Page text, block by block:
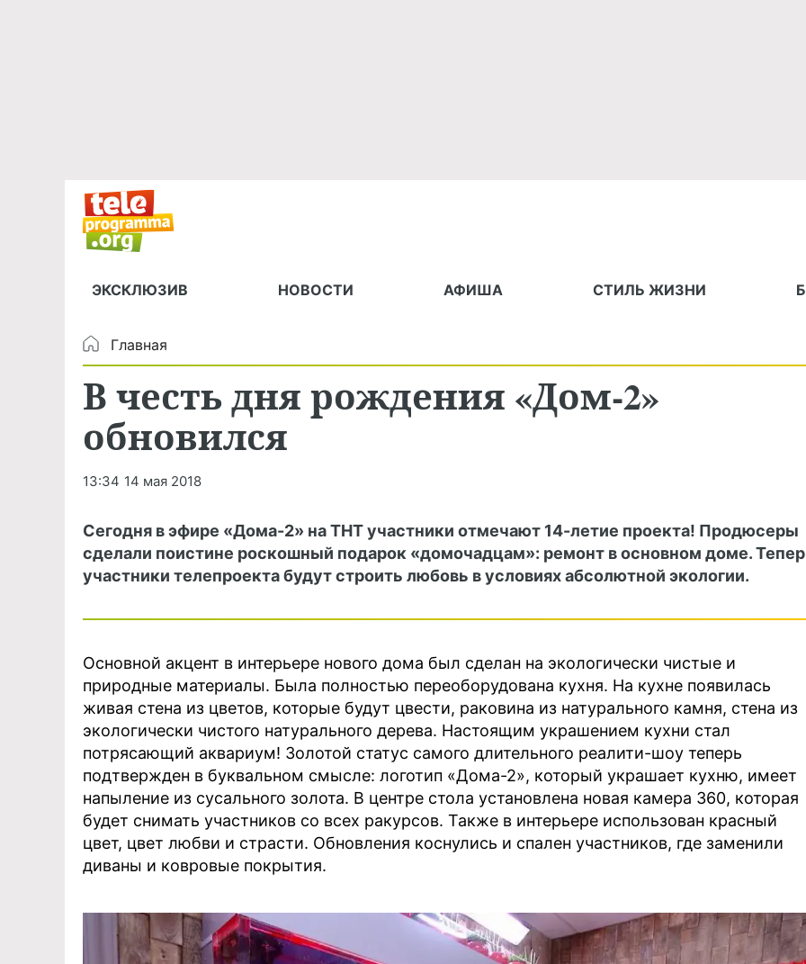
ЭКСКЛЮЗИВ НОВОСТИ АФИША СТИЛЬ ЖИЗНИ
Главная
В честь дня рождения «Дом-2»
обновился
13:34 14 мая 2018
Сегодня в эфире «Дома-2» на ТНТ участники отмечают 14-летие проекта! Продюсеры
сделали поистине роскошный подарок «домочадцам»: ремонт в основном доме.
участники телепроекта будут строить любовь в условиях абсолютной экологии.
Основной акцент в интерьере нового дома был сделан на экологически чистые и
природные материалы. Была полностью переоборудована кухня. На кухне появилась
живая стена из цветов, которые будут цвести, раковина из натурального камня, стена из
экологически чистого натурального дерева. Настоящим украшением кухни стал
потрясающий аквариум! Золотой статус самого длительного реалити-шоу теперь
подтвержден в буквальном смысле: логотип «Дома-2», который украшает кухню, имеет
напыление из сусального золота. В центре стола установлена новая камера 360, которая
будет снимать участников со всех ракурсов. Также в интерьере использован красный
цвет, цвет любви и страсти. Обновления коснулись и спален участников, где заменили
диваны и ковровые покрытия.